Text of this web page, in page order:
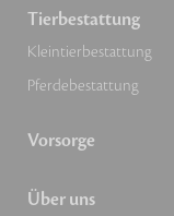
Tierbestattung
Kleintierbestattung
Pferdebestattung
Vorsorge
Über uns